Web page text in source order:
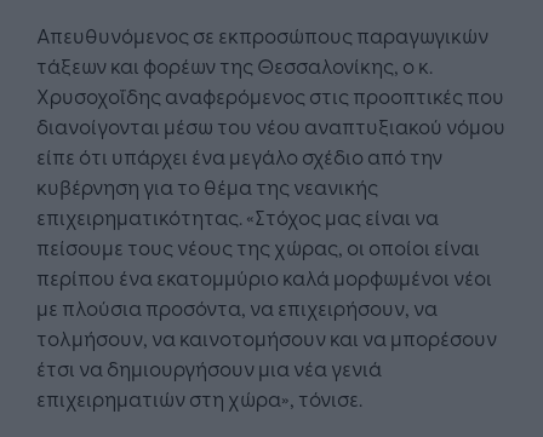
Απευθυνόμενος σε εκπροσώπους παραγωγικών
τάξεων και φορέων της Θεσσαλονίκης, ο κ.
Χρυσοχοΐδης αναφερόμενος στις προοπτικές που
διανοίγονται μέσω του νέου αναπτυξιακού νόμου
είπε ότι υπάρχει ένα μεγάλο σχέδιο από την
κυβέρνηση για το θέμα της νεανικής
επιχειρηματικότητας. «Στόχος μας είναι να
πείσουμε τους νέους της χώρας, οι οποίοι είναι
περίπου ένα εκατομμύριο καλά μορφωμένοι νέοι
με πλούσια προσόντα, να επιχειρήσουν, να
τολμήσουν, να καινοτομήσουν και να μπορέσουν
έτσι να δημιουργήσουν μια νέα γενιά
επιχειρηματιών στη χώρα», τόνισε.